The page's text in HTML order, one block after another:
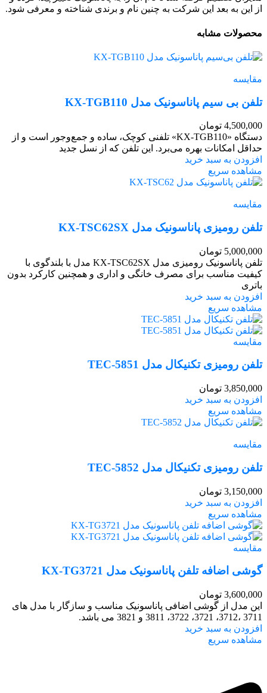
از این به بعد این شرکت به چنین نام و برندی شناخته و معرفی شود.
محصولات مشابه
مقایسه
تلفن بی سیم پاناسونیک مدل KX-TGB110
4,500,000 تومان
دستگاه «KX-TGB110» تلفنی کوچک، ساده و جمع‌و‌جور است و از
حداقل امکانات بهره می‌برد. این تلفن که از نسل جدید
افزودن به سبد خرید
مشاهده سریع
مقایسه
تلفن رومیزی پاناسونیک مدل KX-TSC62SX
5,000,000 تومان
تلفن پاناسونیک رومیزی مدل KX-TSC62SX مدل با بلندگوی با
کیفیت مناسب برای مصرف خانگی و اداری و همچنین کارکرد بدون
باتری
افزودن به سبد خرید
مشاهده سریع
مقایسه
تلفن رومیزی تکنیکال مدل TEC-5851
3,850,000 تومان
افزودن به سبد خرید
مشاهده سریع
مقایسه
تلفن رومیزی تکنیکال مدل TEC-5852
3,150,000 تومان
افزودن به سبد خرید
مشاهده سریع
مقایسه
گوشی اضافه تلفن پاناسونیک مدل KX-TG3721
3,600,000 تومان
این مدل از گوشی اضافی پاناسونیک مناسب و سازگار با مدل‌ های
3711 ،3712، 3721، 3722، 3811 و 3821 می باشد.
افزودن به سبد خرید
مشاهده سریع